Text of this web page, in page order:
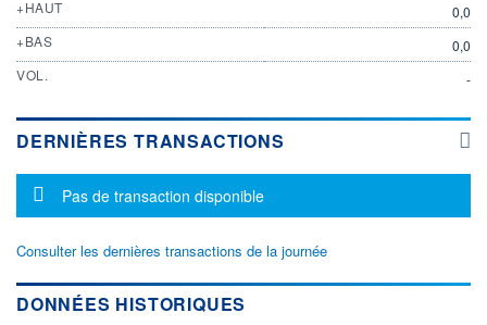
+HAUT
0,0
+BAS
0,0
VOL.
-
DERNIÈRES TRANSACTIONS
Message d'information
Pas de transaction disponible
Consulter les dernières transactions de la journée
DONNÉES HISTORIQUES